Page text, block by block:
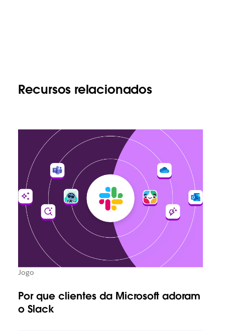
Recursos relacionados
Jogo
Por que clientes da Microsoft adoram
o Slack